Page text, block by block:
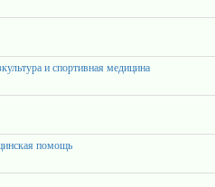
и спортивная медицина
помощь